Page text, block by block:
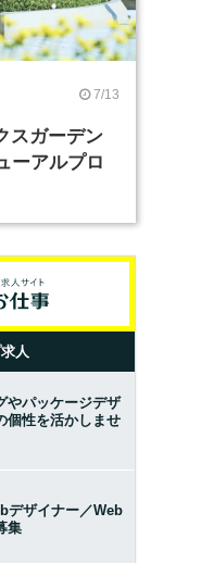
7/13
スガーデン
ーアルプロ
人
やパッケージデザ
個性を活かしませ
デザイナー／Web
集